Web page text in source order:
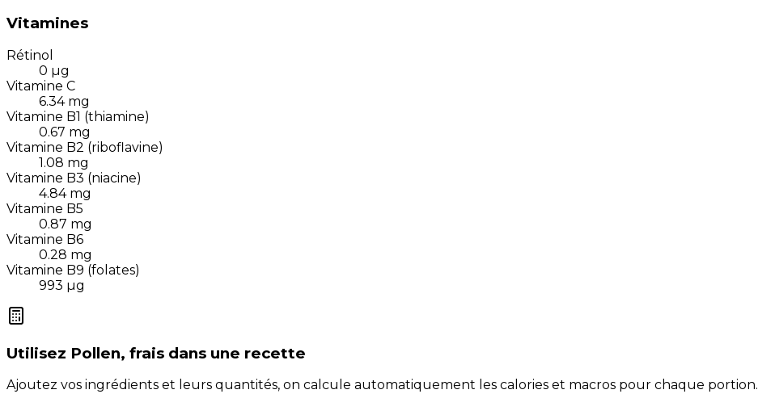
Vitamines
Rétinol
0 µg
Vitamine C
6.34 mg
Vitamine B1 (thiamine)
0.67 mg
Vitamine B2 (riboflavine)
1.08 mg
Vitamine B3 (niacine)
4.84 mg
Vitamine B5
0.87 mg
Vitamine B6
0.28 mg
Vitamine B9 (folates)
993 µg
Utilisez Pollen, frais dans une recette
Ajoutez vos ingrédients et leurs quantités, on calcule automatiquement les calories et macros pour chaque portion.